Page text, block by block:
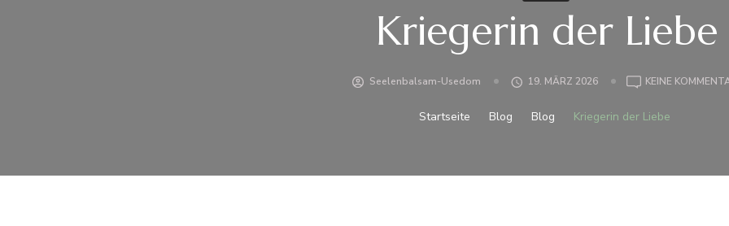
Kriegerin der Liebe
Seelenbalsam-Usedom 19. MÄRZ 2026 KEINE
Startseite Blog Blog Kriegerin der Liebe